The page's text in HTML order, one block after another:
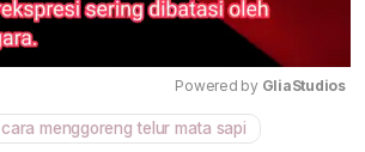
Powered by GliaStudios
cara menggoreng telur mata sapi